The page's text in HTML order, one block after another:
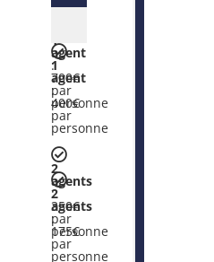
1
agent
:
700€
par
personne
2
agents
:
350€
par
personne
1
agent
:
400€
par
personne
2
agents
:
175€
par
personne